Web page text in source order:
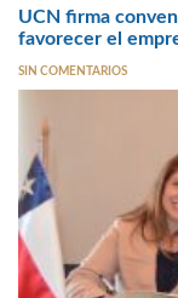
UCN firma
favorecer el
SIN COMENTARIOS